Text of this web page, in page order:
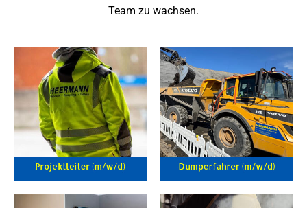
Team zu wachsen.